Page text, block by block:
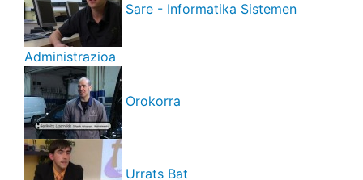
Sare - Informatika Sistemen
Administrazioa
Orokorra
Urrats Bat